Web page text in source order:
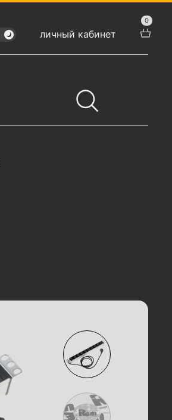
личный кабинет
0